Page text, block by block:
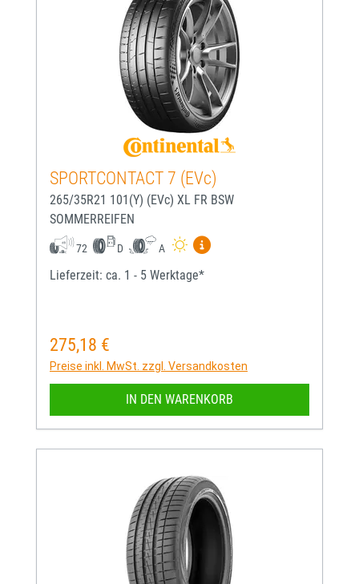
SPORTCONTACT 7 (EVc)
265/35R21 101(Y) (EVc) XL FR BSW
SOMMERREIFEN
72 D A
Mehr Informationen zum
Lieferzeit: ca. 1 - 5 Werktage*
Regulärer Preis:
275,18 €
Preise inkl. MwSt. zzgl. Versandkosten
IN DEN WARENKORB